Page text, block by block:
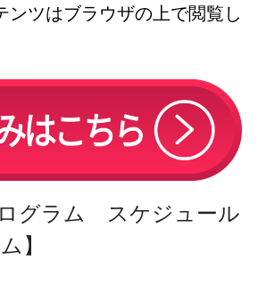
ツはブラウザの上で閲覧し
ログラム スケジュール
】